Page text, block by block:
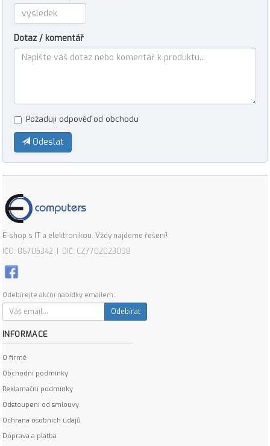
Dotaz / komentář
Požaduji odpověď od obchodu
Odeslat
E-shop s IT a elektronikou. Vždy najdeme řešení!
IČO: 86705342 | DIČ: CZ7702023098
Odebírejte akční nabídky emailem:
Odebírat
INFORMACE
O firmě
Obchodní podmínky
Reklamační podmínky
Odstoupení od smlouvy
Ochrana osobních údajů
Doprava a platba